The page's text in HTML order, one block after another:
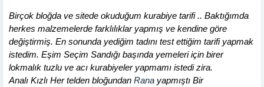
Birçok bloğda ve sitede okuduğum kurabiye tarifi .. Baktığımda
herkes malzemelerde farklılıklar yapmış ve kendine göre
değiştirmiş. En sonunda yediğim tadını test ettiğim tarifi yapmak
istedim. Eşim Seçim Sandığı başında yemeleri için birer
lokmalık tuzlu ve acı kurabiyeler yapmamı istedi zira.
Analı Kızlı Her telden bloğundan Rana yapmıştı Bir